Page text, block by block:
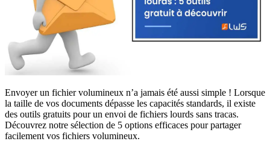
Envoyer un fichier volumineux n’a jamais été aussi simple ! Lorsque
la taille de vos documents dépasse les capacités standards, il existe
des outils gratuits pour un envoi de fichiers lourds sans tracas.
Découvrez notre sélection de 5 options efficaces pour partager
facilement vos fichiers volumineux.